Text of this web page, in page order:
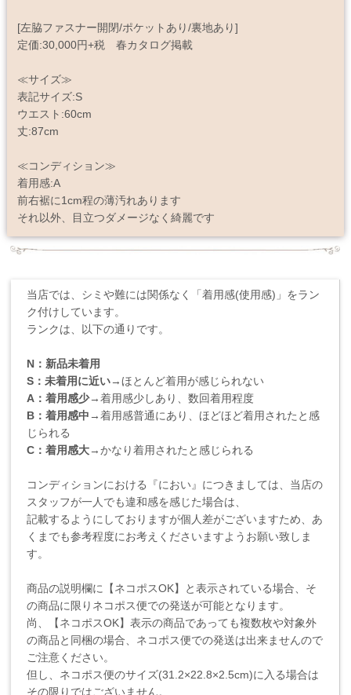
[左脇ファスナー開閉/ポケットあり/裏地あり]
定価:30,000円+税 春カタログ掲載
≪サイズ≫
表記サイズ:S
ウエスト:60cm
丈:87cm
≪コンディション≫
着用感:A
前右裾に1cm程の薄汚れあります
それ以外、目立つダメージなく綺麗です
当店では、シミや難には関係なく「着用感(使用感)」をラン
ク付けしています。
ランクは、以下の通りです。
N：新品未着用
S：未着用に近い→ほとんど着用が感じられない
A：着用感少→着用感少しあり、数回着用程度
B：着用感中→着用感普通にあり、ほどほど着用されたと感
じられる
C：着用感大→かなり着用されたと感じられる
コンディションにおける『におい』につきましては、当店の
スタッフが一人でも違和感を感じた場合は、
記載するようにしておりますが個人差がございますため、あ
くまでも参考程度にお考えくださいますようお願い致しま
す。
商品の説明欄に【ネコポスOK】と表示されている場合、そ
の商品に限りネコポス便での発送が可能となります。
尚、【ネコポスOK】表示の商品であっても複数枚や対象外
の商品と同梱の場合、ネコポス便での発送は出来ませんので
ご注意ください。
但し、ネコポス便のサイズ(31.2×22.8×2.5cm)に入る場合は
その限りではございません。